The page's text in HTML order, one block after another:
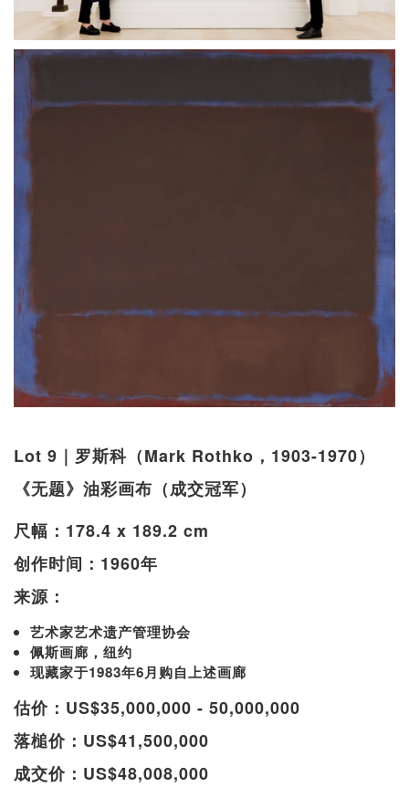
Lot 9｜罗斯科（Mark Rothko，1903-1970）
《无题》油彩画布（成交冠军）
尺幅：178.4 x 189.2 cm
创作时间：1960年
来源：
艺术家艺术遗产管理协会
佩斯画廊，纽约
现藏家于1983年6月购自上述画廊
估价：US$35,000,000 - 50,000,000
落槌价：US$41,500,000
成交价：US$48,008,000